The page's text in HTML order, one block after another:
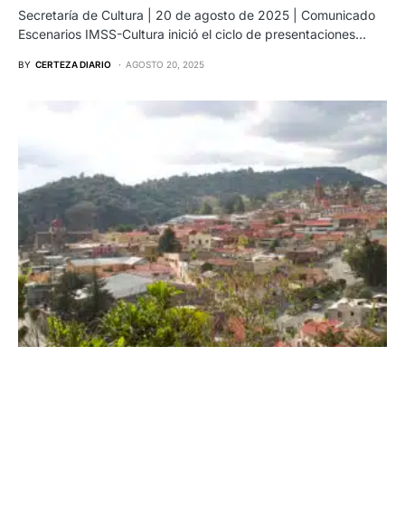
Secretaría de Cultura | 20 de agosto de 2025 | Comunicado
Escenarios IMSS-Cultura inició el ciclo de presentaciones…
BY CERTEZA DIARIO AGOSTO 20, 2025